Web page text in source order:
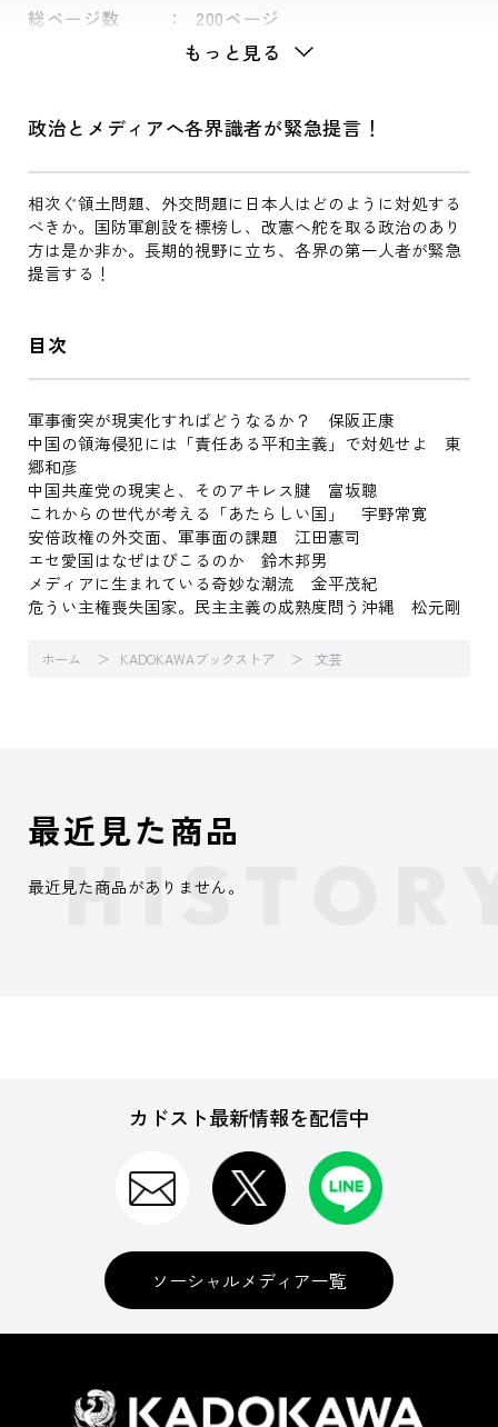
総ページ数 200ページ
もっと見る
政治とメディアへ各界識者が緊急提言！
相次ぐ領土問題、外交問題に日本人はどのように対処する
べきか。国防軍創設を標榜し、改憲へ舵を取る政治のあり
方は是か非か。長期的視野に立ち、各界の第一人者が緊急
提言する！
目次
軍事衝突が現実化すればどうなるか？ 保阪正康
中国の領海侵犯には「責任ある平和主義」で対処せよ 東
郷和彦
中国共産党の現実と、そのアキレス腱 富坂聰
これからの世代が考える「あたらしい国」 宇野常寛
安倍政権の外交面、軍事面の課題 江田憲司
エセ愛国はなぜはびこるのか 鈴木邦男
メディアに生まれている奇妙な潮流 金平茂紀
危うい主権喪失国家。民主主義の成熟度問う沖縄 松元剛
ホーム KADOKAWAブックストア 文芸
最近見た商品
最近見た商品がありません。
カドスト最新情報を配信中
ソーシャルメディア一覧